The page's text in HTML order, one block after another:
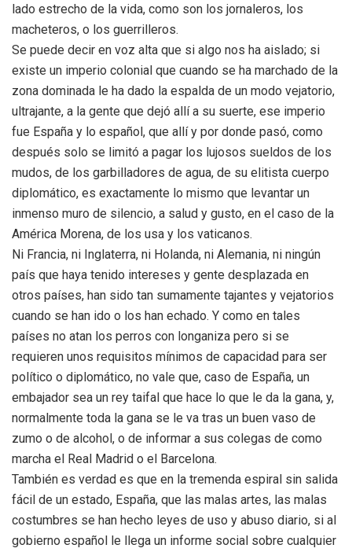
lado estrecho de la vida, como son los jornaleros, los
macheteros, o los guerrilleros.
Se puede decir en voz alta que si algo nos ha aislado; si
existe un imperio colonial que cuando se ha marchado de la
zona dominada le ha dado la espalda de un modo vejatorio,
ultrajante, a la gente que dejó allí a su suerte, ese imperio
fue España y lo español, que allí y por donde pasó, como
después solo se limitó a pagar los lujosos sueldos de los
mudos, de los garbilladores de agua, de su elitista cuerpo
diplomático, es exactamente lo mismo que levantar un
inmenso muro de silencio, a salud y gusto, en el caso de la
América Morena, de los usa y los vaticanos.
Ni Francia, ni Inglaterra, ni Holanda, ni Alemania, ni ningún
país que haya tenido intereses y gente desplazada en
otros países, han sido tan sumamente tajantes y vejatorios
cuando se han ido o los han echado. Y como en tales
países no atan los perros con longaniza pero si se
requieren unos requisitos mínimos de capacidad para ser
político o diplomático, no vale que, caso de España, un
embajador sea un rey taifal que hace lo que le da la gana, y,
normalmente toda la gana se le va tras un buen vaso de
zumo o de alcohol, o de informar a sus colegas de como
marcha el Real Madrid o el Barcelona.
También es verdad es que en la tremenda espiral sin salida
fácil de un estado, España, que las malas artes, las malas
costumbres se han hecho leyes de uso y abuso diario, si al
gobierno español le llega un informe social sobre cualquier